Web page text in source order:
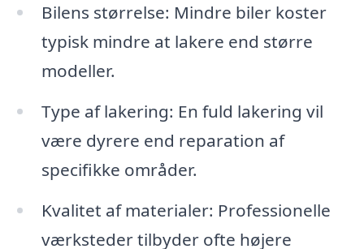
Bilens størrelse: Mindre biler koster
typisk mindre at lakere end større
modeller.
Type af lakering: En fuld lakering vil
være dyrere end reparation af
specifikke områder.
Kvalitet af materialer: Professionelle
værksteder tilbyder ofte højere